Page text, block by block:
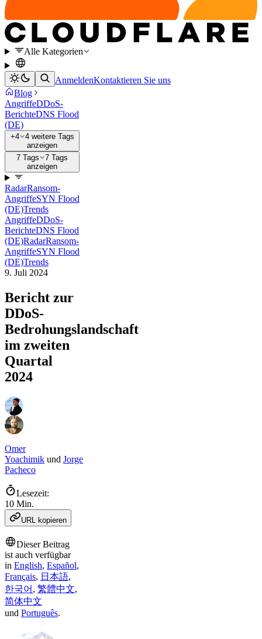
Alle Kategorien
AnmeldenKontaktieren Sie uns
Blog
AngriffeDDoS-
BerichteDNS Flood
(DE)
+4
4 weitere Tags
anzeigen
7 Tags
7 Tags
anzeigen
RadarRansom-
AngriffeSYN Flood
(DE)Trends
AngriffeDDoS-
BerichteDNS Flood
(DE)RadarRansom-
AngriffeSYN Flood
(DE)Trends
9. Juli 2024
Bericht zur
DDoS-
Bedrohungslandschaft
im zweiten
Quartal
2024
Omer
Yoachimik und Jorge
Pacheco
Lesezeit:
10 Min.
URL kopieren
Dieser Beitrag
ist auch verfügbar
in English, Español,
Français, 日本語,
한국어 , 繁體中文,
简体中文
und Português.